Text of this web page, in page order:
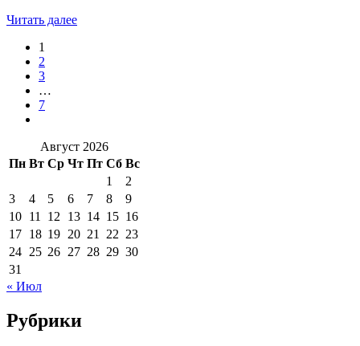
Читать далее
1
2
3
…
7
Август 2026
Пн Вт Ср Чт Пт Сб Вс
1
2
3
4 5 6 7 8
9
10 11 12 13 14 15 16
17 18 19 20 21 22 23
24 25 26 27 28 29 30
31
« Июл
Рубрики